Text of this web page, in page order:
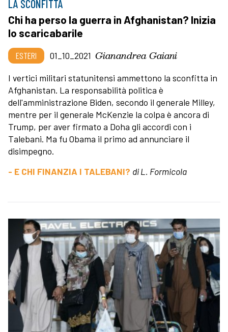
LA SCONFITTA
Chi ha perso la guerra in Afghanistan? Inizia
lo scaricabarile
ESTERI 01_10_2021 Gianandrea Gaiani
I vertici militari statunitensi ammettono la sconfitta in
Afghanistan. La responsabilità politica è
dell'amministrazione Biden, secondo il generale Milley,
mentre per il generale McKenzie la colpa è ancora di
Trump, per aver firmato a Doha gli accordi con i
Talebani. Ma fu Obama il primo ad annunciare il
disimpegno.
- E CHI FINANZIA I TALEBANI? di L. Formicola